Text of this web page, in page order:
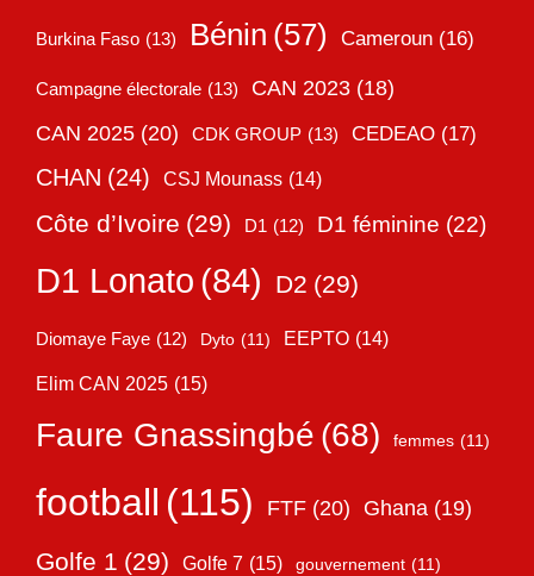
Burkina Faso (13) Bénin (57) Cameroun (16)
Campagne électorale (13) CAN 2023 (18)
CAN 2025 (20) CDK GROUP (13) CEDEAO (17)
CHAN (24) CSJ Mounass (14)
Côte d’Ivoire (29) D1 (12) D1 féminine (22)
D1 Lonato (84) D2 (29)
Diomaye Faye (12) Dyto (11) EEPTO (14)
Elim CAN 2025 (15)
Faure Gnassingbé (68) femmes (11)
football (115) FTF (20) Ghana (19)
Golfe 1 (29) Golfe 7 (15) gouvernement (11)